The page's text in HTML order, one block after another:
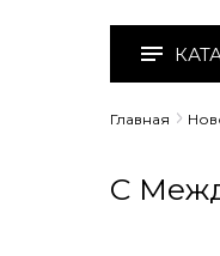
Главная
С